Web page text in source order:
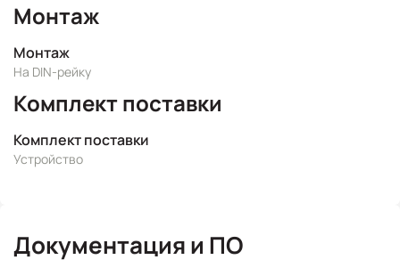
Монтаж
Монтаж
На DIN-рейку
Комплект поставки
Комплект поставки
Устройство
Документация и ПО